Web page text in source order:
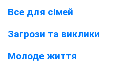
Все для сімей
Загрози та виклики
Молоде життя